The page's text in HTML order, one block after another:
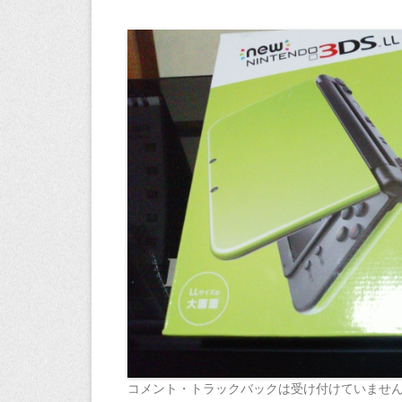
コメント・トラックバックは受け付けていませ